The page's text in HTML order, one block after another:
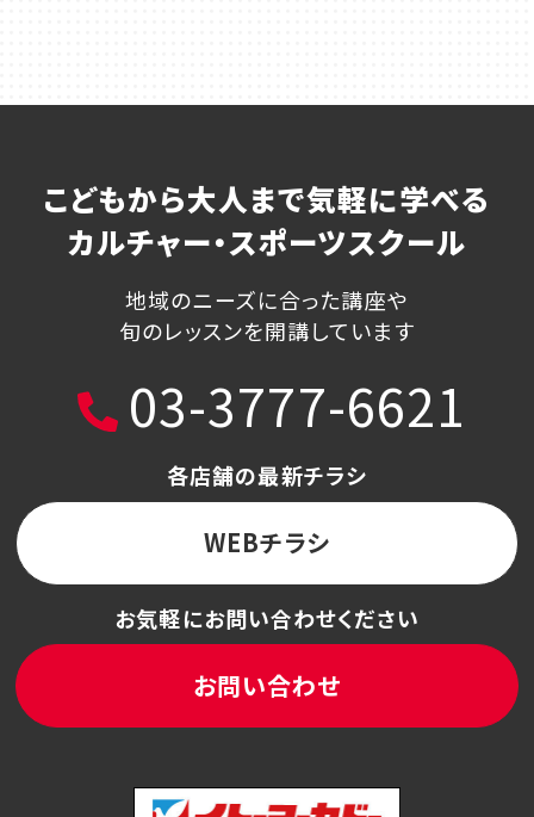
こどもから大人まで気軽に学べる
カルチャー・スポーツスクール
地域のニーズに合った講座や
旬のレッスンを開講しています
03-3777-6621
各店舗の最新チラシ
WEBチラシ
お気軽にお問い合わせください
お問い合わせ